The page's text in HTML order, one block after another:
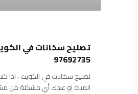
97692735
تصليح سخانات في الكويت ، اذا
المياه او عندك أي مشكلة من